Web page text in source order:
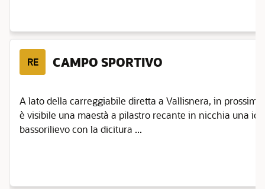
RE CAMPO SPORTIVO
A lato della carreggiabile diretta a Vallisnera, in
è visibile una maestà a pilastro recante in nicchia una
bassorilievo con la dicitura ...